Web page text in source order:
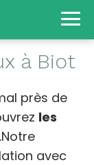
à Biot
près de
les
.Notre
avec